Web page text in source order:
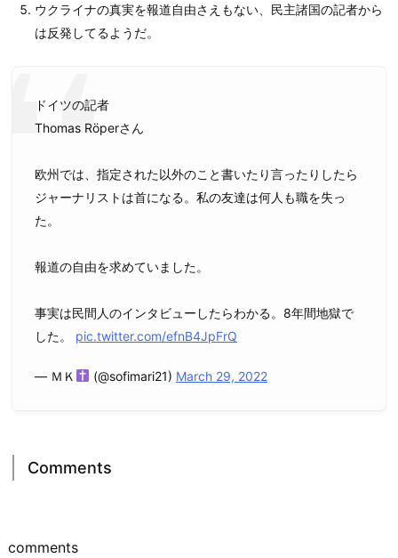
ウクライナの真実を報道自由さえもない、民主諸国の記者から
は反発してるようだ。
ドイツの記者
Thomas Röperさん
欧州では、指定された以外のこと書いたり言ったりしたら
ジャーナリストは首になる。私の友達は何人も職を失っ
た。
報道の自由を求めていました。
事実は民間人のインタビューしたらわかる。8年間地獄で
した。 pic.twitter.com/efnB4JpFrQ
— ＭＫ (@sofimari21) March 29, 2022
Comments
comments